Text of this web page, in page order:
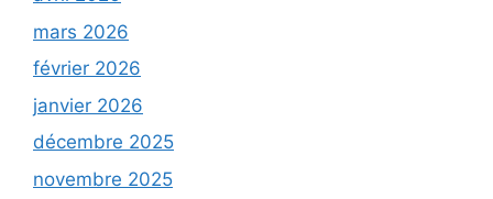
mars 2026
février 2026
janvier 2026
décembre 2025
novembre 2025